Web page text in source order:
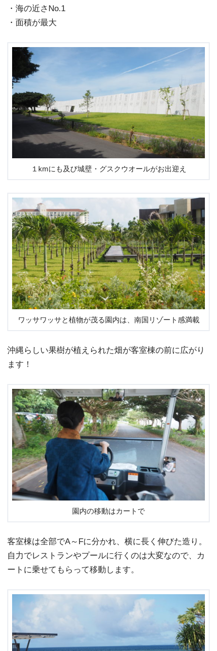
・海の近さNo.1
・面積が最大
１kmにも及び城壁・グスクウオールがお出迎え
ワッサワッサと植物が茂る園内は、南国リゾート感満載
沖縄らしい果樹が植えられた畑が客室棟の前に広がり
ます！
園内の移動はカートで
客室棟は全部でA～Fに分かれ、横に長く伸びた造り。
自力でレストランやプールに行くのは大変なので、カ
ートに乗せてもらって移動します。